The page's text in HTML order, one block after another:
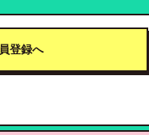
登録へ